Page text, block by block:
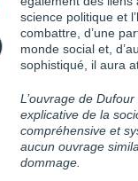
science politique et
combattre, d’une
monde social et,
sophistiqué, il aura
L’ouvrage de
explicative de la
compréhensive et
aucun ouvrage
dommage.